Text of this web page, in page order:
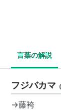
言葉の解説
フジバカマ
→藤袴